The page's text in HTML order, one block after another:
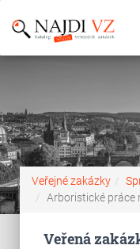
Veřejné zakázky
Arboristické práce
Veřená